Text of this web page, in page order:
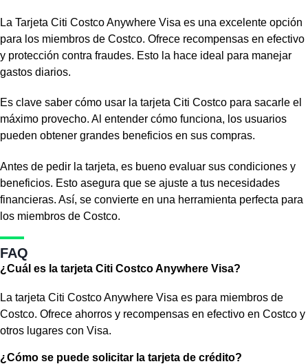
La Tarjeta Citi Costco Anywhere Visa es una excelente opción
para los miembros de Costco. Ofrece recompensas en efectivo
y protección contra fraudes. Esto la hace ideal para manejar
gastos diarios.
Es clave saber cómo usar la tarjeta Citi Costco para sacarle el
máximo provecho. Al entender cómo funciona, los usuarios
pueden obtener grandes beneficios en sus compras.
Antes de pedir la tarjeta, es bueno evaluar sus condiciones y
beneficios. Esto asegura que se ajuste a tus necesidades
financieras. Así, se convierte en una herramienta perfecta para
los miembros de Costco.
FAQ
¿Cuál es la tarjeta Citi Costco Anywhere Visa?
La tarjeta Citi Costco Anywhere Visa es para miembros de
Costco. Ofrece ahorros y recompensas en efectivo en Costco y
otros lugares con Visa.
¿Cómo se puede solicitar la tarjeta de crédito?